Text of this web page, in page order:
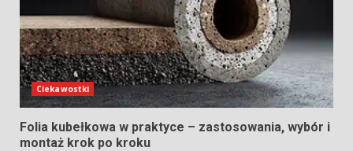
Ciekawostki
Folia kubełkowa w praktyce – zastosowania, wybór i
montaż krok po kroku